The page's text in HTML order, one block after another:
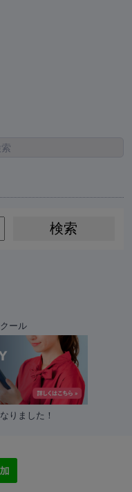
ール
りました！